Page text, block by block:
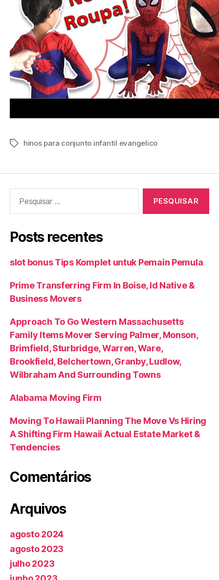
Tagshinos para conjunto infantil evangelico
por:
Posts recentes
slot bonus Tips Komplet untuk Pemain Pemula
Prime Transferring Firm In Boise, Id Native &
Business Movers
Approach To Go Western Massachusetts
Family Items Mover Serving Palmer, Monson,
Brimfield, Sturbridge, Warren, Ware,
Brookfield, Belchertown, Granby, Ludlow,
Wilbraham And Surrounding Towns
Alabama Moving Firm
Moving To Hawaii Planning The Move Vs Hiring
A Shifting Firm Hawaii Actual Estate Market &
Tendencies
Comentários
Arquivos
agosto 2024
agosto 2023
julho 2023